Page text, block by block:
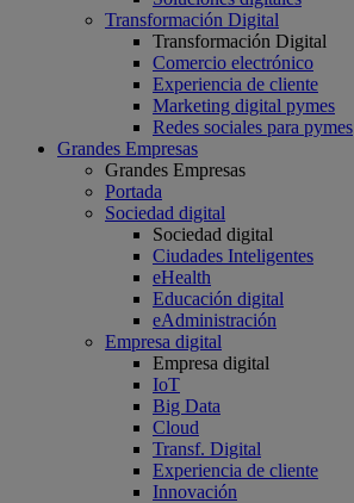
Transformación Digital
Transformación Digital
Comercio electrónico
Experiencia de cliente
Marketing digital pymes
Redes sociales para pymes
Grandes Empresas
Grandes Empresas
Portada
Sociedad digital
Sociedad digital
Ciudades Inteligentes
eHealth
Educación digital
eAdministración
Empresa digital
Empresa digital
IoT
Big Data
Cloud
Transf. Digital
Experiencia de cliente
Innovación